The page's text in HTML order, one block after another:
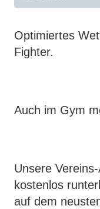
Optimiertes
Fighter.
Auch im Gym
Unsere
kostenlos
auf dem